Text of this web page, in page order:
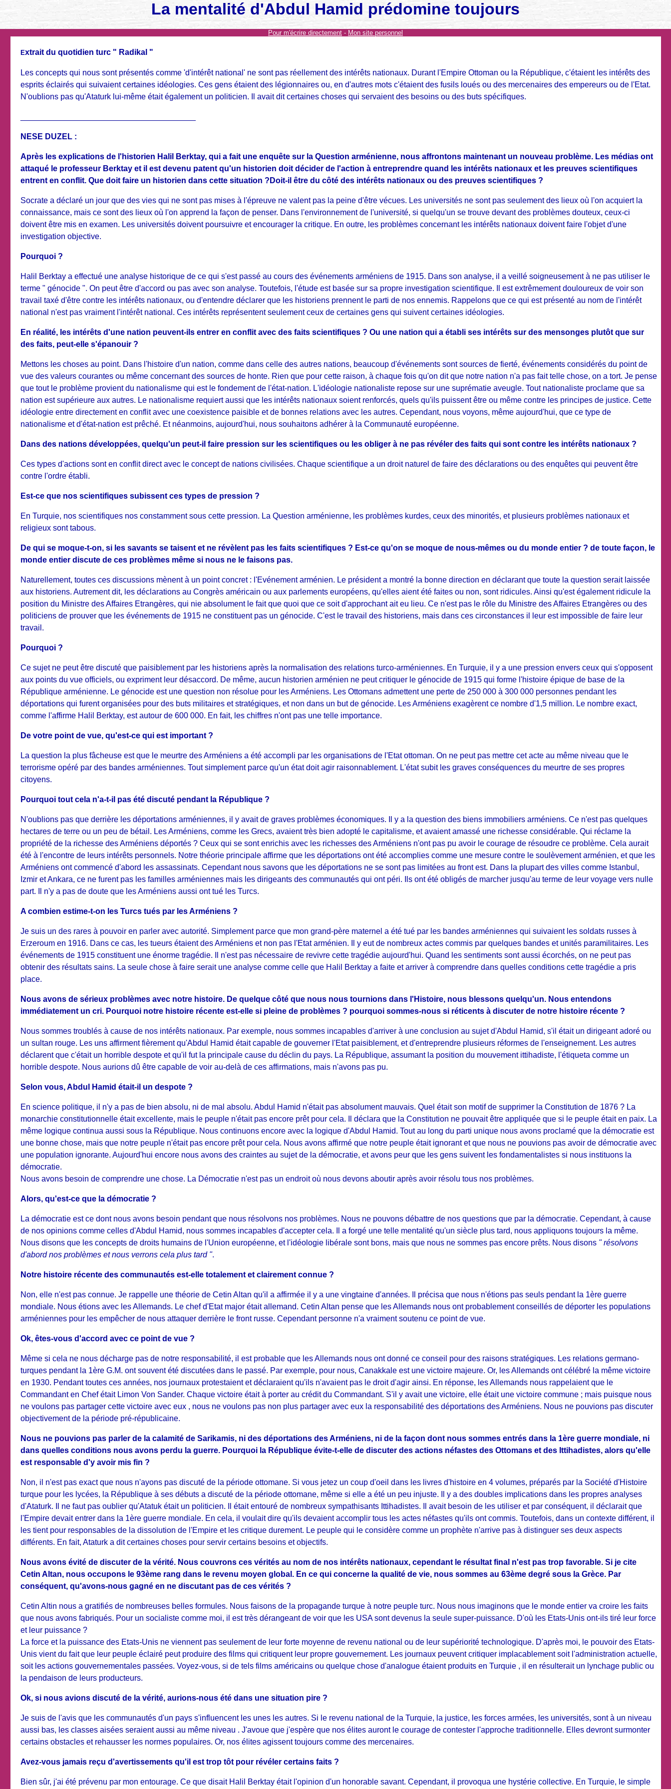
La mentalité d'Abdul Hamid prédomine toujours
Pour m'écrire directement - Mon site personnel
Extrait du quotidien turc " Radikal "
Les concepts qui nous sont présentés comme 'd'intérêt national' ne sont pas réellement des intérêts nationaux. Durant l'Empire Ottoman ou la République, c'étaient les intérêts des
esprits éclairés qui suivaient certaines idéologies. Ces gens étaient des légionnaires ou, en d'autres mots c'étaient des fusils loués ou des mercenaires des empereurs ou de l'Etat.
N'oublions pas qu'Ataturk lui-même était également un politicien. Il avait dit certaines choses qui servaient des besoins ou des buts spécifiques.
NESE DUZEL :
Après les explications de l'historien Halil Berktay, qui a fait une enquête sur la Question arménienne, nous affrontons maintenant un nouveau problème. Les médias ont
attaqué le professeur Berktay et il est devenu patent qu'un historien doit décider de l'action à entreprendre quand les intérêts nationaux et les preuves scientifiques
entrent en conflit. Que doit faire un historien dans cette situation ?Doit-il être du côté des intérêts nationaux ou des preuves scientifiques ?
Socrate a déclaré un jour que des vies qui ne sont pas mises à l'épreuve ne valent pas la peine d'être vécues. Les universités ne sont pas seulement des lieux où l'on acquiert la
connaissance, mais ce sont des lieux où l'on apprend la façon de penser. Dans l'environnement de l'université, si quelqu'un se trouve devant des problèmes douteux, ceux-ci
doivent être mis en examen. Les universités doivent poursuivre et encourager la critique. En outre, les problèmes concernant les intérêts nationaux doivent faire l'objet d'une
investigation objective.
Pourquoi ?
Halil Berktay a effectué une analyse historique de ce qui s'est passé au cours des événements arméniens de 1915. Dans son analyse, il a veillé soigneusement à ne pas utiliser le
terme " génocide ". On peut être d'accord ou pas avec son analyse. Toutefois, l'étude est basée sur sa propre investigation scientifique. Il est extrêmement douloureux de voir son
travail taxé d'être contre les intérêts nationaux, ou d'entendre déclarer que les historiens prennent le parti de nos ennemis. Rappelons que ce qui est présenté au nom de l'intérêt
national n'est pas vraiment l'intérêt national. Ces intérêts représentent seulement ceux de certaines gens qui suivent certaines idéologies.
En réalité, les intérêts d'une nation peuvent-ils entrer en conflit avec des faits scientifiques ? Ou une nation qui a établi ses intérêts sur des mensonges plutôt que sur
des faits, peut-elle s'épanouir ?
Mettons les choses au point. Dans l'histoire d'un nation, comme dans celle des autres nations, beaucoup d'événements sont sources de fierté, événements considérés du point de
vue des valeurs courantes ou même concernant des sources de honte. Rien que pour cette raison, à chaque fois qu'on dit que notre nation n'a pas fait telle chose, on a tort. Je pense
que tout le problème provient du nationalisme qui est le fondement de l'état-nation. L'idéologie nationaliste repose sur une suprématie aveugle. Tout nationaliste proclame que sa
nation est supérieure aux autres. Le nationalisme requiert aussi que les intérêts nationaux soient renforcés, quels qu'ils puissent être ou même contre les principes de justice. Cette
idéologie entre directement en conflit avec une coexistence paisible et de bonnes relations avec les autres. Cependant, nous voyons, même aujourd'hui, que ce type de
nationalisme et d'état-nation est prêché. Et néanmoins, aujourd'hui, nous souhaitons adhérer à la Communauté européenne.
Dans des nations développées, quelqu'un peut-il faire pression sur les scientifiques ou les obliger à ne pas révéler des faits qui sont contre les intérêts nationaux ?
Ces types d'actions sont en conflit direct avec le concept de nations civilisées. Chaque scientifique a un droit naturel de faire des déclarations ou des enquêtes qui peuvent être
contre l'ordre établi.
Est-ce que nos scientifiques subissent ces types de pression ?
En Turquie, nos scientifiques nos constamment sous cette pression. La Question arménienne, les problèmes kurdes, ceux des minorités, et plusieurs problèmes nationaux et
religieux sont tabous.
De qui se moque-t-on, si les savants se taisent et ne révèlent pas les faits scientifiques ? Est-ce qu'on se moque de nous-mêmes ou du monde entier ? de toute façon, le
monde entier discute de ces problèmes même si nous ne le faisons pas.
Naturellement, toutes ces discussions mènent à un point concret : l'Evénement arménien. Le président a montré la bonne direction en déclarant que toute la question serait laissée
aux historiens. Autrement dit, les déclarations au Congrès américain ou aux parlements européens, qu'elles aient été faites ou non, sont ridicules. Ainsi qu'est également ridicule la
position du Ministre des Affaires Etrangères, qui nie absolument le fait que quoi que ce soit d'approchant ait eu lieu. Ce n'est pas le rôle du Ministre des Affaires Etrangères ou des
politiciens de prouver que les événements de 1915 ne constituent pas un génocide. C'est le travail des historiens, mais dans ces circonstances il leur est impossible de faire leur
travail.
Pourquoi ?
Ce sujet ne peut être discuté que paisiblement par les historiens après la normalisation des relations turco-arméniennes. En Turquie, il y a une pression envers ceux qui s'opposent
aux points du vue officiels, ou expriment leur désaccord. De même, aucun historien arménien ne peut critiquer le génocide de 1915 qui forme l'histoire épique de base de la
République arménienne. Le génocide est une question non résolue pour les Arméniens. Les Ottomans admettent une perte de 250 000 à 300 000 personnes pendant les
déportations qui furent organisées pour des buts militaires et stratégiques, et non dans un but de génocide. Les Arméniens exagèrent ce nombre d'1,5 million. Le nombre exact,
comme l'affirme Halil Berktay, est autour de 600 000. En fait, les chiffres n'ont pas une telle importance.
De votre point de vue, qu'est-ce qui est important ?
La question la plus fâcheuse est que le meurtre des Arméniens a été accompli par les organisations de l'Etat ottoman. On ne peut pas mettre cet acte au même niveau que le
terrorisme opéré par des bandes arméniennes. Tout simplement parce qu'un état doit agir raisonnablement. L'état subit les graves conséquences du meurtre de ses propres
citoyens.
Pourquoi tout cela n'a-t-il pas été discuté pendant la République ?
N'oublions pas que derrière les déportations arméniennes, il y avait de graves problèmes économiques. Il y a la question des biens immobiliers arméniens. Ce n'est pas quelques
hectares de terre ou un peu de bétail. Les Arméniens, comme les Grecs, avaient très bien adopté le capitalisme, et avaient amassé une richesse considérable. Qui réclame la
propriété de la richesse des Arméniens déportés ? Ceux qui se sont enrichis avec les richesses des Arméniens n'ont pas pu avoir le courage de résoudre ce problème. Cela aurait
été à l'encontre de leurs intérêts personnels. Notre théorie principale affirme que les déportations ont été accomplies comme une mesure contre le soulèvement arménien, et que les
Arméniens ont commencé d'abord les assassinats. Cependant nous savons que les déportations ne se sont pas limitées au front est. Dans la plupart des villes comme Istanbul,
Izmir et Ankara, ce ne furent pas les familles arméniennes mais les dirigeants des communautés qui ont péri. Ils ont été obligés de marcher jusqu'au terme de leur voyage vers nulle
part. Il n'y a pas de doute que les Arméniens aussi ont tué les Turcs.
A combien estime-t-on les Turcs tués par les Arméniens ?
Je suis un des rares à pouvoir en parler avec autorité. Simplement parce que mon grand-père maternel a été tué par les bandes arméniennes qui suivaient les soldats russes à
Erzeroum en 1916. Dans ce cas, les tueurs étaient des Arméniens et non pas l'Etat arménien. Il y eut de nombreux actes commis par quelques bandes et unités paramilitaires. Les
événements de 1915 constituent une énorme tragédie. Il n'est pas nécessaire de revivre cette tragédie aujourd'hui. Quand les sentiments sont aussi écorchés, on ne peut pas
obtenir des résultats sains. La seule chose à faire serait une analyse comme celle que Halil Berktay a faite et arriver à comprendre dans quelles conditions cette tragédie a pris
place.
Nous avons de sérieux problèmes avec notre histoire. De quelque côté que nous nous tournions dans l'Histoire, nous blessons quelqu'un. Nous entendons
immédiatement un cri. Pourquoi notre histoire récente est-elle si pleine de problèmes ? pourquoi sommes-nous si réticents à discuter de notre histoire récente ?
Nous sommes troublés à cause de nos intérêts nationaux. Par exemple, nous sommes incapables d'arriver à une conclusion au sujet d'Abdul Hamid, s'il était un dirigeant adoré ou
un sultan rouge. Les uns affirment fièrement qu'Abdul Hamid était capable de gouverner l'Etat paisiblement, et d'entreprendre plusieurs réformes de l'enseignement. Les autres
déclarent que c'était un horrible despote et qu'il fut la principale cause du déclin du pays. La République, assumant la position du mouvement ittihadiste, l'étiqueta comme un
horrible despote. Nous aurions dû être capable de voir au-delà de ces affirmations, mais n'avons pas pu.
Selon vous, Abdul Hamid était-il un despote ?
En science politique, il n'y a pas de bien absolu, ni de mal absolu. Abdul Hamid n'était pas absolument mauvais. Quel était son motif de supprimer la Constitution de 1876 ? La
monarchie constitutionnelle était excellente, mais le peuple n'était pas encore prêt pour cela. Il déclara que la Constitution ne pouvait être appliquée que si le peuple était en paix. La
même logique continua aussi sous la République. Nous continuons encore avec la logique d'Abdul Hamid. Tout au long du parti unique nous avons proclamé que la démocratie est
une bonne chose, mais que notre peuple n'était pas encore prêt pour cela. Nous avons affirmé que notre peuple était ignorant et que nous ne pouvions pas avoir de démocratie avec
une population ignorante. Aujourd'hui encore nous avons des craintes au sujet de la démocratie, et avons peur que les gens suivent les fondamentalistes si nous instituons la
démocratie.
Nous avons besoin de comprendre une chose. La Démocratie n'est pas un endroit où nous devons aboutir après avoir résolu tous nos problèmes.
Alors, qu'est-ce que la démocratie ?
La démocratie est ce dont nous avons besoin pendant que nous résolvons nos problèmes. Nous ne pouvons débattre de nos questions que par la démocratie. Cependant, à cause
de nos opinions comme celles d'Abdul Hamid, nous sommes incapables d'accepter cela. Il a forgé une telle mentalité qu'un siècle plus tard, nous appliquons toujours la même.
Nous disons que les concepts de droits humains de l'Union européenne, et l'idéologie libérale sont bons, mais que nous ne sommes pas encore prêts. Nous disons " résolvons
d'abord nos problèmes et nous verrons cela plus tard ".
Notre histoire récente des communautés est-elle totalement et clairement connue ?
Non, elle n'est pas connue. Je rappelle une théorie de Cetin Altan qu'il a affirmée il y a une vingtaine d'années. Il précisa que nous n'étions pas seuls pendant la 1ère guerre
mondiale. Nous étions avec les Allemands. Le chef d'Etat major était allemand. Cetin Altan pense que les Allemands nous ont probablement conseillés de déporter les populations
arméniennes pour les empêcher de nous attaquer derrière le front russe. Cependant personne n'a vraiment soutenu ce point de vue.
Ok, êtes-vous d'accord avec ce point de vue ?
Même si cela ne nous décharge pas de notre responsabilité, il est probable que les Allemands nous ont donné ce conseil pour des raisons stratégiques. Les relations germano-
turques pendant la 1ère G.M. ont souvent été discutées dans le passé. Par exemple, pour nous, Canakkale est une victoire majeure. Or, les Allemands ont célébré la même victoire
en 1930. Pendant toutes ces années, nos journaux protestaient et déclaraient qu'ils n'avaient pas le droit d'agir ainsi. En réponse, les Allemands nous rappelaient que le
Commandant en Chef était Limon Von Sander. Chaque victoire était à porter au crédit du Commandant. S'il y avait une victoire, elle était une victoire commune ; mais puisque nous
ne voulons pas partager cette victoire avec eux , nous ne voulons pas non plus partager avec eux la responsabilité des déportations des Arméniens. Nous ne pouvions pas discuter
objectivement de la période pré-républicaine.
Nous ne pouvions pas parler de la calamité de Sarikamis, ni des déportations des Arméniens, ni de la façon dont nous sommes entrés dans la 1ère guerre mondiale, ni
dans quelles conditions nous avons perdu la guerre. Pourquoi la République évite-t-elle de discuter des actions néfastes des Ottomans et des Ittihadistes, alors qu'elle
est responsable d'y avoir mis fin ?
Non, il n'est pas exact que nous n'ayons pas discuté de la période ottomane. Si vous jetez un coup d'oeil dans les livres d'histoire en 4 volumes, préparés par la Société d'Histoire
turque pour les lycées, la République à ses débuts a discuté de la période ottomane, même si elle a été un peu injuste. Il y a des doubles implications dans les propres analyses
d'Ataturk. Il ne faut pas oublier qu'Atatuk était un politicien. Il était entouré de nombreux sympathisants Ittihadistes. Il avait besoin de les utiliser et par conséquent, il déclarait que
l'Empire devait entrer dans la 1ère guerre mondiale. En cela, il voulait dire qu'ils devaient accomplir tous les actes néfastes qu'ils ont commis. Toutefois, dans un contexte différent, il
les tient pour responsables de la dissolution de l'Empire et les critique durement. Le peuple qui le considère comme un prophète n'arrive pas à distinguer ses deux aspects
différents. En fait, Ataturk a dit certaines choses pour servir certains besoins et objectifs.
Nous avons évité de discuter de la vérité. Nous couvrons ces vérités au nom de nos intérêts nationaux, cependant le résultat final n'est pas trop favorable. Si je cite
Cetin Altan, nous occupons le 93ème rang dans le revenu moyen global. En ce qui concerne la qualité de vie, nous sommes au 63ème degré sous la Grèce. Par
conséquent, qu'avons-nous gagné en ne discutant pas de ces vérités ?
Cetin Altin nous a gratifiés de nombreuses belles formules. Nous faisons de la propagande turque à notre peuple turc. Nous nous imaginons que le monde entier va croire les faits
que nous avons fabriqués. Pour un socialiste comme moi, il est très dérangeant de voir que les USA sont devenus la seule super-puissance. D'où les Etats-Unis ont-ils tiré leur force
et leur puissance ?
La force et la puissance des Etats-Unis ne viennent pas seulement de leur forte moyenne de revenu national ou de leur supériorité technologique. D'après moi, le pouvoir des Etats-
Unis vient du fait que leur peuple éclairé peut produire des films qui critiquent leur propre gouvernement. Les journaux peuvent critiquer implacablement soit l'administration actuelle,
soit les actions gouvernementales passées. Voyez-vous, si de tels films américains ou quelque chose d'analogue étaient produits en Turquie , il en résulterait un lynchage public ou
la pendaison de leurs producteurs.
Ok, si nous avions discuté de la vérité, aurions-nous été dans une situation pire ?
Je suis de l'avis que les communautés d'un pays s'influencent les unes les autres. Si le revenu national de la Turquie, la justice, les forces armées, les universités, sont à un niveau
aussi bas, les classes aisées seraient aussi au même niveau . J'avoue que j'espère que nos élites auront le courage de contester l'approche traditionnelle. Elles devront surmonter
certains obstacles et rehausser les normes populaires. Or, nos élites agissent toujours comme des mercenaires.
Avez-vous jamais reçu d'avertissements qu'il est trop tôt pour révéler certains faits ?
Bien sûr, j'ai été prévenu par mon entourage. Ce que disait Halil Berktay était l'opinion d'un honorable savant. Cependant, il provoqua une hystérie collective. En Turquie, le simple